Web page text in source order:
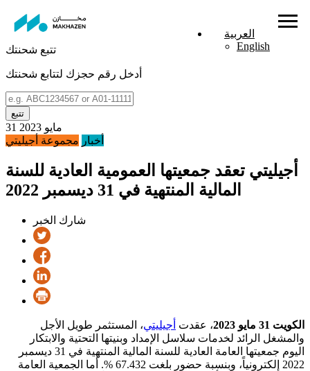
العربية
English
تتبع شحنتك
أدخل رقم حجزك لتتابع شحنتك
تتبع
31 مايو 2023
أخبار مجموعة أجيليتي
أجيليتي تعقد جمعيتها العمومية العادية للسنة
المالية المنتهية في 31 ديسمبر 2022
شارك الخبر
الكويت 31 مايو 2023، عقدت أجيليتي، المستثمر طويل الأجل
والمشغل الرائد لخدمات سلاسل الإمداد وبنيتها التحتية والابتكار
اليوم جمعيتها العامة العادية للسنة المالية المنتهية في 31 ديسمبر
2022 إلكترونياً، وبنسبة حضور بلغت 67.432 %. أما الجمعية العامة